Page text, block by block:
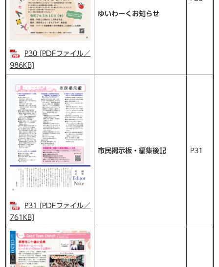
P30 [PDFファイル／
986KB]
ゆいわーくお知らせ
P31 [PDFファイル／
761KB]
市民掲示板・編集後記 P31